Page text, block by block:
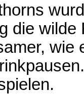
die
wie